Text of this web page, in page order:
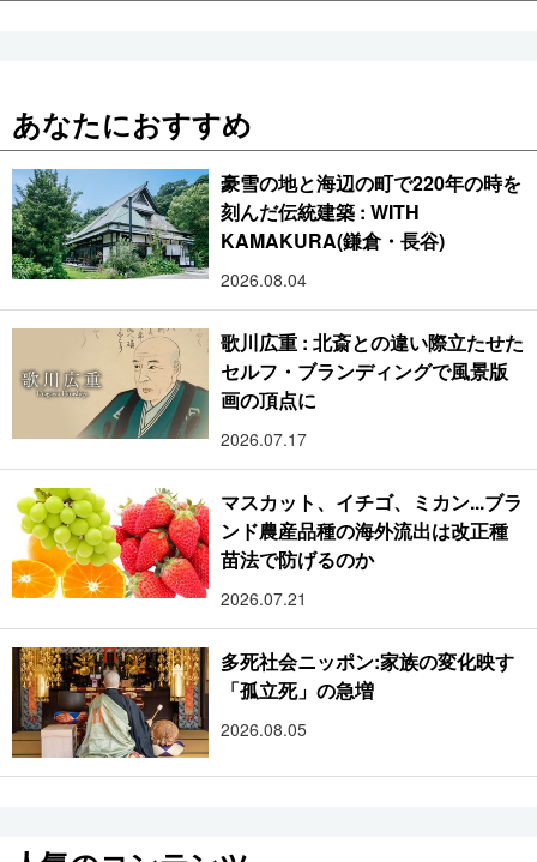
あなたにおすすめ
豪雪の地と海辺の町で220年の時を
刻んだ伝統建築 : WITH
KAMAKURA(鎌倉・長谷)
2026.08.04
歌川広重 : 北斎との違い際立たせた
セルフ・ブランディングで風景版
画の頂点に
2026.07.17
マスカット、イチゴ、ミカン...ブラ
ンド農産品種の海外流出は改正種
苗法で防げるのか
2026.07.21
多死社会ニッポン:家族の変化映す
「孤立死」の急増
2026.08.05